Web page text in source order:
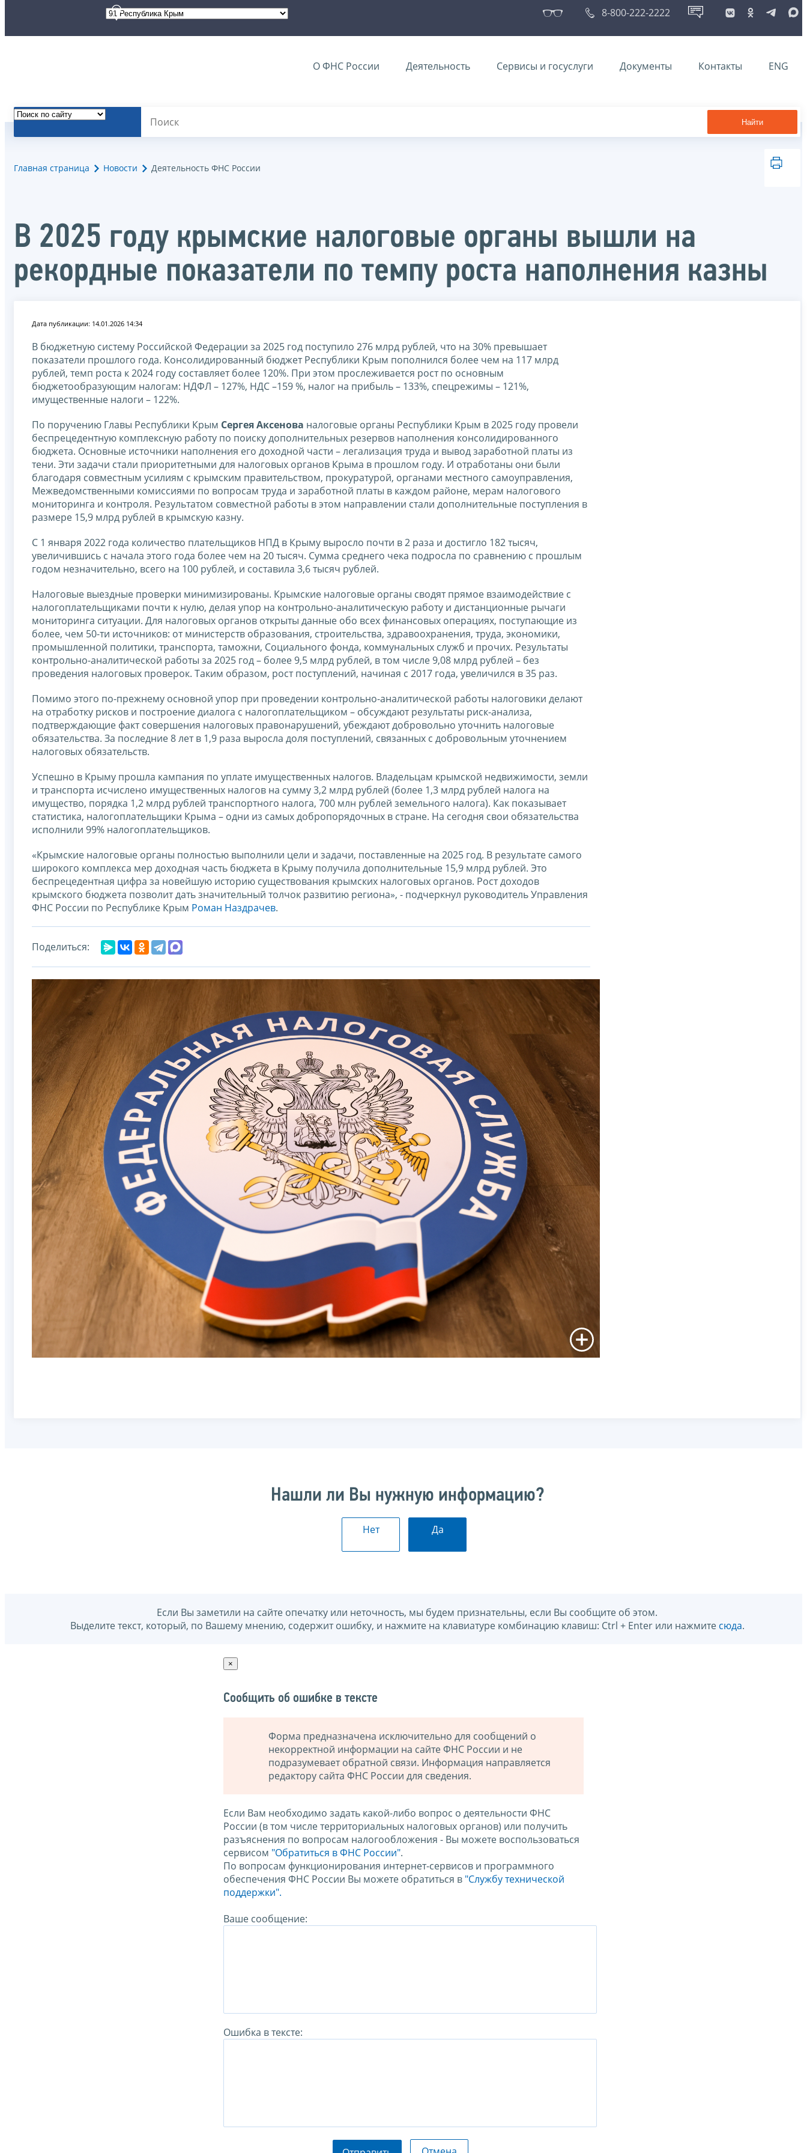
8-800-222-2222
О ФНС России Деятельность Сервисы и госуслуги Документы Контакты ENG
Найти
Главная страница Новости Деятельность ФНС России
В 2025 году крымские налоговые органы вышли на
рекордные показатели по темпу роста наполнения казны
Дата публикации: 14.01.2026 14:34
В бюджетную систему Российской Федерации за 2025 год поступило 276 млрд рублей, что на 30% превышает
показатели прошлого года. Консолидированный бюджет Республики Крым пополнился более чем на 117 млрд
рублей, темп роста к 2024 году составляет более 120%. При этом прослеживается рост по основным
бюджетообразующим налогам: НДФЛ – 127%, НДС –159 %, налог на прибыль – 133%, спецрежимы – 121%,
имущественные налоги – 122%.
По поручению Главы Республики Крым Сергея Аксенова налоговые органы Республики Крым в 2025 году провели
беспрецедентную комплексную работу по поиску дополнительных резервов наполнения консолидированного
бюджета. Основные источники наполнения его доходной части – легализация труда и вывод заработной платы из
тени. Эти задачи стали приоритетными для налоговых органов Крыма в прошлом году. И отработаны они были
благодаря совместным усилиям с крымским правительством, прокуратурой, органами местного самоуправления,
Межведомственными комиссиями по вопросам труда и заработной платы в каждом районе, мерам налогового
мониторинга и контроля. Результатом совместной работы в этом направлении стали дополнительные поступления в
размере 15,9 млрд рублей в крымскую казну.
С 1 января 2022 года количество плательщиков НПД в Крыму выросло почти в 2 раза и достигло 182 тысяч,
увеличившись с начала этого года более чем на 20 тысяч. Сумма среднего чека подросла по сравнению с прошлым
годом незначительно, всего на 100 рублей, и составила 3,6 тысяч рублей.
Налоговые выездные проверки минимизированы. Крымские налоговые органы сводят прямое взаимодействие с
налогоплательщиками почти к нулю, делая упор на контрольно-аналитическую работу и дистанционные рычаги
мониторинга ситуации. Для налоговых органов открыты данные обо всех финансовых операциях, поступающие из
более, чем 50-ти источников: от министерств образования, строительства, здравоохранения, труда, экономики,
промышленной политики, транспорта, таможни, Социального фонда, коммунальных служб и прочих. Результаты
контрольно-аналитической работы за 2025 год – более 9,5 млрд рублей, в том числе 9,08 млрд рублей – без
проведения налоговых проверок. Таким образом, рост поступлений, начиная с 2017 года, увеличился в 35 раз.
Помимо этого по-прежнему основной упор при проведении контрольно-аналитической работы налоговики делают
на отработку рисков и построение диалога с налогоплательщиком – обсуждают результаты риск-анализа,
подтверждающие факт совершения налоговых правонарушений, убеждают добровольно уточнить налоговые
обязательства. За последние 8 лет в 1,9 раза выросла доля поступлений, связанных с добровольным уточнением
налоговых обязательств.
Успешно в Крыму прошла кампания по уплате имущественных налогов. Владельцам крымской недвижимости, земли
и транспорта исчислено имущественных налогов на сумму 3,2 млрд рублей (более 1,3 млрд рублей налога на
имущество, порядка 1,2 млрд рублей транспортного налога, 700 млн рублей земельного налога). Как показывает
статистика, налогоплательщики Крыма – одни из самых добропорядочных в стране. На сегодня свои обязательства
исполнили 99% налогоплательщиков.
«Крымские налоговые органы полностью выполнили цели и задачи, поставленные на 2025 год. В результате самого
широкого комплекса мер доходная часть бюджета в Крыму получила дополнительные 15,9 млрд рублей. Это
беспрецедентная цифра за новейшую историю существования крымских налоговых органов. Рост доходов
крымского бюджета позволит дать значительный толчок развитию региона», - подчеркнул руководитель Управления
ФНС России по Республике Крым Роман Наздрачев.
Поделиться:
Нашли ли Вы нужную информацию?
Нет Да
Если Вы заметили на сайте опечатку или неточность, мы будем признательны, если Вы сообщите об этом.
Выделите текст, который, по Вашему мнению, содержит ошибку, и нажмите на клавиатуре комбинацию клавиш: Ctrl + Enter или нажмите сюда.
×
Сообщить об ошибке в тексте
Форма предназначена исключительно для сообщений о
некорректной информации на сайте ФНС России и не
подразумевает обратной связи. Информация направляется
редактору сайта ФНС России для сведения.
Если Вам необходимо задать какой-либо вопрос о деятельности ФНС
России (в том числе территориальных налоговых органов) или получить
разъяснения по вопросам налогообложения - Вы можете воспользоваться
сервисом "Обратиться в ФНС России".
По вопросам функционирования интернет-сервисов и программного
обеспечения ФНС России Вы можете обратиться в "Службу технической
поддержки".
Ваше сообщение:
Ошибка в тексте: